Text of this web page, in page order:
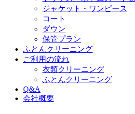
ジャケット・ワンピース
コート
ダウン
保管プラン
ふとんクリーニング
ご利用の流れ
衣類クリーニング
ふとんクリーニング
Q&A
会社概要